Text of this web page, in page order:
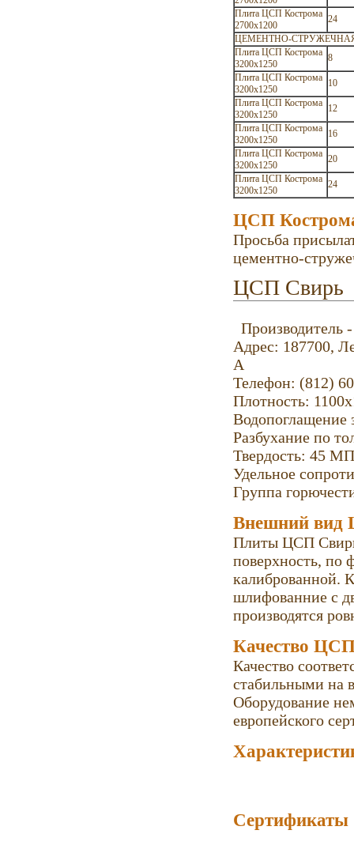
Плита ЦСП Кострома
2700х1200
24
ЦЕМЕНТНО-СТРУЖЕЧНАЯ
Плита ЦСП Кострома
3200х1250
8
Плита ЦСП Кострома
3200х1250
10
Плита ЦСП Кострома
3200х1250
12
Плита ЦСП Кострома
3200х1250
16
Плита ЦСП Кострома
3200х1250
20
Плита ЦСП Кострома
3200х1250
24
ЦСП
Просьба
цементно-
ЦСП Свирь
Адрес: 187700,
А
Телефон: (812)
Плотность:
Водопоглащение
Разбухание по
Твердость: 45
Удельное
Группа
Внешний вид
Плиты ЦСП
поверхность, по
калиброванной.
шлифованние с
производятся
Качество
Качество
стабильными на
Оборудование
европейского
Сертификаты